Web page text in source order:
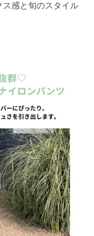
感と旬のスタイル